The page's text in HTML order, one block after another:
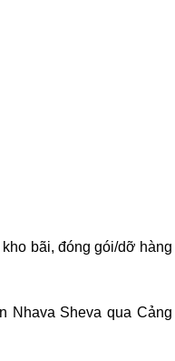
bãi, đóng gói/dỡ hàng
Nhava Sheva qua Cảng